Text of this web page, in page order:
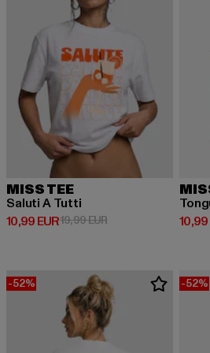
MISS TEE
Saluti A Tutti
10,99 EUR
Derzeitiger Preis: 10,99 EUR
19,99 EURAktionspreis: 19,99
10,99
-52% -52%